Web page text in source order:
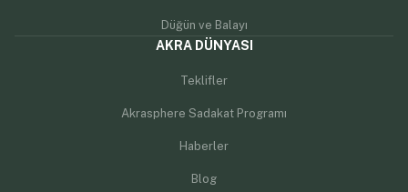
Düğün ve Balayı
AKRA DÜNYASI
Teklifler
Akrasphere Sadakat Programı
Haberler
Blog